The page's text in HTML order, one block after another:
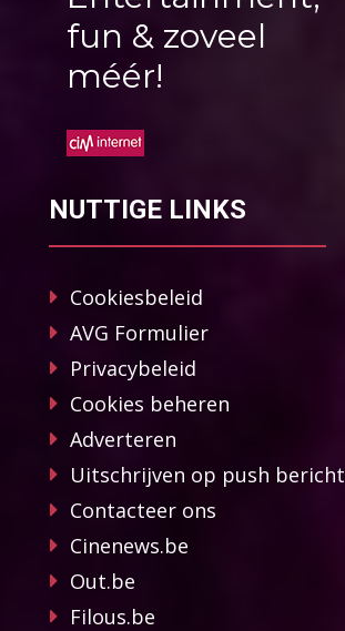
fun & zoveel
méér!
NUTTIGE LINKS
Cookiesbeleid
AVG Formulier
Privacybeleid
Cookies beheren
Adverteren
Uitschrijven op push
Contacteer ons
Cinenews.be
Out.be
Filous.be